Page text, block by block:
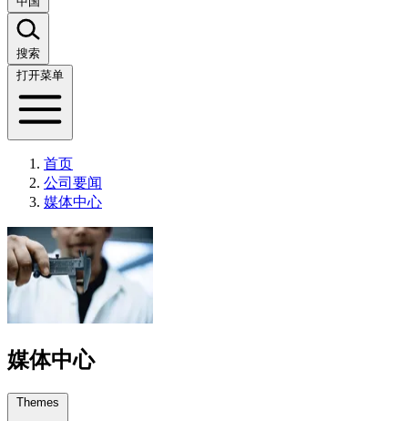
搜索
打开菜单
首页
公司要闻
媒体中心
媒体中心
Themes